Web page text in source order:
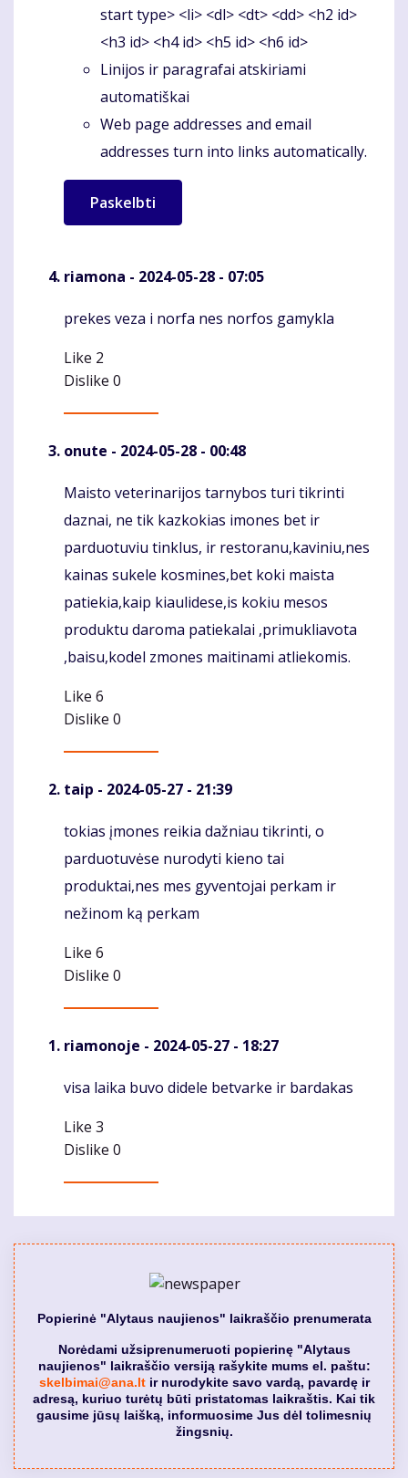
start type> <li> <dl> <dt> <dd> <h2 id>
<h3 id> <h4 id> <h5 id> <h6 id>
Linijos ir paragrafai atskiriami
automatiškai
Web page addresses and email
addresses turn into links automatically.
riamona - 2024-05-28 - 07:05
Komentaras
prekes veza i norfa nes norfos gamykla
Like 2
Dislike 0
onute - 2024-05-28 - 00:48
Komentaras
Maisto veterinarijos tarnybos turi tikrinti
daznai, ne tik kazkokias imones bet ir
parduotuviu tinklus, ir restoranu,kaviniu,nes
kainas sukele kosmines,bet koki maista
patiekia,kaip kiaulidese,is kokiu mesos
produktu daroma patiekalai ,primukliavota
,baisu,kodel zmones maitinami atliekomis.
Like 6
Dislike 0
taip - 2024-05-27 - 21:39
Komentaras
tokias įmones reikia dažniau tikrinti, o
parduotuvėse nurodyti kieno tai
produktai,nes mes gyventojai perkam ir
nežinom ką perkam
Like 6
Dislike 0
riamonoje - 2024-05-27 - 18:27
Komentaras
visa laika buvo didele betvarke ir bardakas
Like 3
Dislike 0
Popierinė "Alytaus naujienos" laikraščio prenumerata
Norėdami užsiprenumeruoti popierinę "Alytaus
naujienos" laikraščio versiją rašykite mums el. paštu:
skelbimai@ana.ltir nurodykite savo vardą, pavardę ir
adresą, kuriuo turėtų būti pristatomas laikraštis. Kai tik
gausime jūsų laišką, informuosime Jus dėl tolimesnių
žingsnių.